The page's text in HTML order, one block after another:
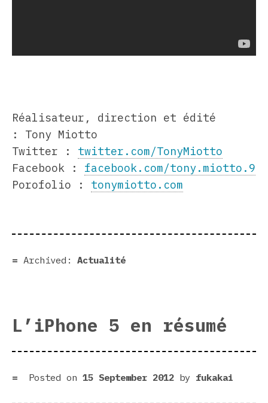
Réalisateur, direction et édité
: Tony Miotto
Twitter : twitter.com/TonyMiotto
Facebook : facebook.com/tony.miotto.9
Porofolio : tonymiotto.com
Archived: Actualité
L’iPhone 5 en résumé
Posted on 15 September 2012 by fukakai